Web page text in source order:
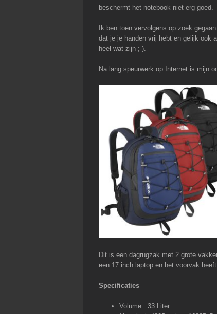
beschermt het notebook niet erg goed.
Ik ben toen vervolgens op zoek
dat je je handen vrij hebt en gelijk ook
heel wat zijn ;-).
Na lang speurwerk op Internet is mijn
Dit is een dagrugzak met 2 grote
een 17 inch laptop en het voorvak
Specificaties
Volume : 33 Liter